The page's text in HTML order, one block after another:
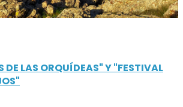
DE LAS ORQUÍDEAS" Y "FESTIVAL